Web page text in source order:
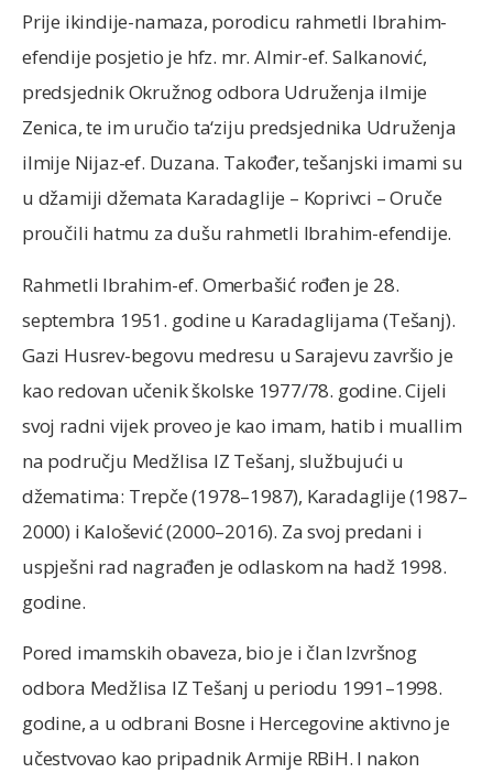
Prije ikindije-namaza, porodicu rahmetli Ibrahim-
efendije posjetio je hfz. mr. Almir-ef. Salkanović,
predsjednik Okružnog odbora Udruženja ilmije
Zenica, te im uručio ta‘ziju predsjednika Udruženja
ilmije Nijaz-ef. Duzana. Također, tešanjski imami su
u džamiji džemata Karadaglije – Koprivci – Oruče
proučili hatmu za dušu rahmetli Ibrahim-efendije.
Rahmetli Ibrahim-ef. Omerbašić rođen je 28.
septembra 1951. godine u Karadaglijama (Tešanj).
Gazi Husrev-begovu medresu u Sarajevu završio je
kao redovan učenik školske 1977/78. godine. Cijeli
svoj radni vijek proveo je kao imam, hatib i muallim
na području Medžlisa IZ Tešanj, službujući u
džematima: Trepče (1978–1987), Karadaglije (1987–
2000) i Kalošević (2000–2016). Za svoj predani i
uspješni rad nagrađen je odlaskom na hadž 1998.
godine.
Pored imamskih obaveza, bio je i član Izvršnog
odbora Medžlisa IZ Tešanj u periodu 1991–1998.
godine, a u odbrani Bosne i Hercegovine aktivno je
učestvovao kao pripadnik Armije RBiH. I nakon